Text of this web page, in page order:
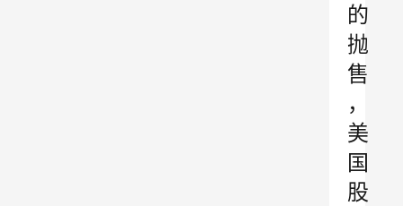
的
抛
售
，
美
国
股